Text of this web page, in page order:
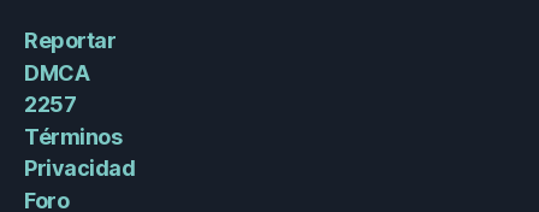
Reportar
DMCA
2257
Términos
Privacidad
Foro